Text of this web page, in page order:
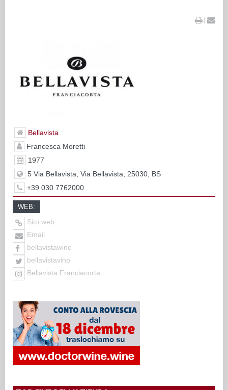
|
Bellavista
Francesca Moretti
1977
5 Via Bellavista, Via Bellavista, 25030, BS
+39 030 7762000
WEB:
Sito web
Email
bellavistawine
bellavistavino
Bellavista Franciacorta